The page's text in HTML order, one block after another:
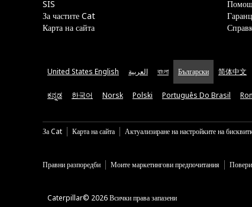
SIS
За частите Cat
Карта на сайта
United States English العربية বাংলা Български 简体中文
ಕನ್ನಡ 한국어 Norsk Polski Português Do Brasil
За Cat Карта на сайта Актуализиране на настройките на
Правни разпоредби Моите маркетингови предпочитания
Caterpillar© 2026 Всички права запазени